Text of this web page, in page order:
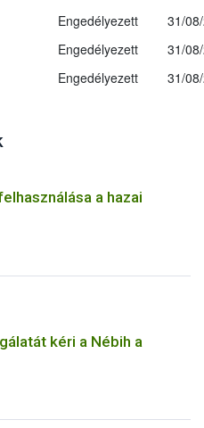
Engedélyezett
31/
Engedélyezett
31/
Engedélyezett 31/
a hazai
kéri a Nébih a